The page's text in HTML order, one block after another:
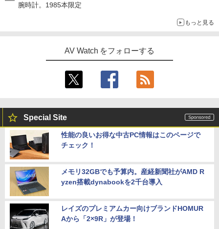
腕時計。1985本限定
もっと見る
AV Watch をフォローする
Special Site
性能の良いお得な中古PC情報はこのページで
チェック！
メモリ32GBでも予算内。産経新聞社がAMD R
yzen搭載dynabookを2千台導入
レイズのプレミアムカー向けブランドHOMUR
Aから「2×9R」が登場！